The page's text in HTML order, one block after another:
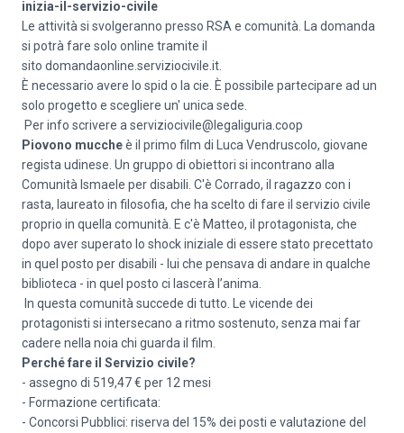
inizia-il-servizio-civile
Le attività si svolgeranno presso RSA e comunità. La domanda
si potrà fare solo online tramite il
sito domandaonline.serviziocivile.it
È necessario avere lo spid o la cie. È possibile partecipare ad un
solo progetto e scegliere un' unica sede.
Per info scrivere a serviziocivile@legaliguria.coop
Piovono muccheè il primo film di Luca Vendruscolo, giovane
regista udinese. Un gruppo di obiettori si incontrano alla
Comunità lsmaele per disabili. C'è Corrado, il ragazzo con i
rasta, laureato in filosofia, che ha scelto di fare il servizio civile
proprio in quella comunità. E c'è Matteo, il protago­nista, che
dopo aver superato lo shock ini­ziale di essere stato precettato
in quel posto per disabili - lui che pensava di andare in qualche
biblioteca - in quel posto ci lascerà l’anima.
In questa comunità succede di tutto. Le vicende dei
protagonisti si intersecano a ritmo sostenuto, senza mai far
cadere nella noia chi guarda il film.
Perché fare il Servizio civile?
- assegno di 519,47 € per 12 mesi
- Formazione certificata:
- Concorsi Pubblici: riserva del 15% dei posti e valutazione del